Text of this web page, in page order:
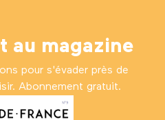
au magazine
pour s'évader près de
Abonnement gratuit.